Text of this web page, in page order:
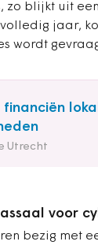
zo blijkt uit
jaar,
wordt
Utrecht
voor
bezig met